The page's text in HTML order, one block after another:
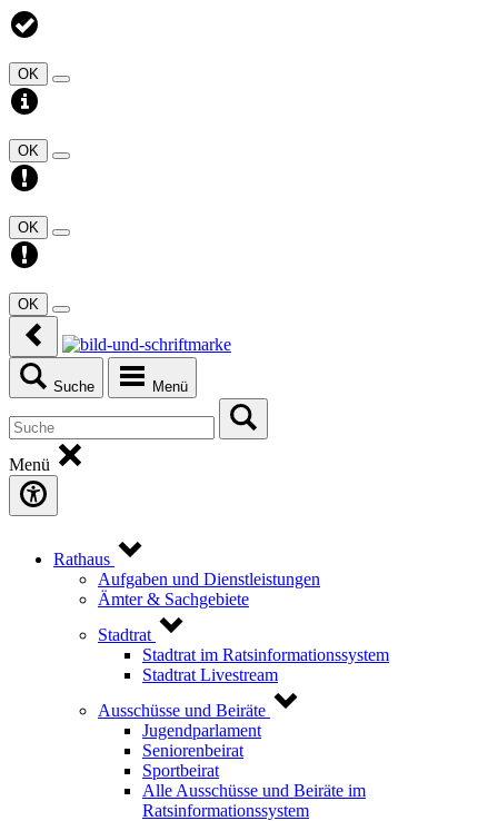
OK
OK
OK
OK
Suche Menü
Menü
Rathaus
Aufgaben und Dienstleistungen
Ämter & Sachgebiete
Stadtrat
Stadtrat im Ratsinformationssystem
Stadtrat Livestream
Ausschüsse und Beiräte
Jugendparlament
Seniorenbeirat
Sportbeirat
Alle Ausschüsse und Beiräte im
Ratsinformationssystem